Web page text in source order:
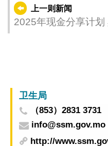
上一则新闻
2025年现金分享计
卫生局
（853）2831 3731
info@ssm.gov.mo
http://